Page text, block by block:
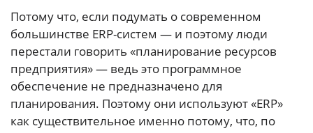
Потому что, если подумать о современном
большинстве ERP-систем — и поэтому люди
перестали говорить «планирование ресурсов
предприятия» — ведь это программное
обеспечение не предназначено для
планирования. Поэтому они используют «ERP»
как существительное именно потому, что, по